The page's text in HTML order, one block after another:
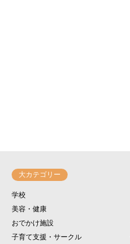
大カテゴリー
学校
美容・健康
おでかけ施設
子育て支援・サークル